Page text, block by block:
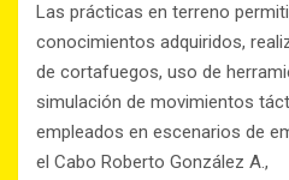
Las prácticas en terreno
conocimientos adquiridos,
de cortafuegos, uso de
simulación de movimientos
empleados en escenarios de
el Cabo Roberto González A.,